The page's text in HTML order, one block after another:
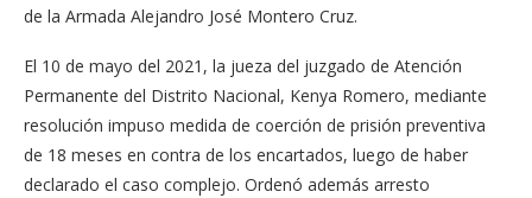
de la Armada Alejandro José Montero Cruz.
El 10 de mayo del 2021, la jueza del juzgado de Atención
Permanente del Distrito Nacional, Kenya Romero, mediante
resolución impuso medida de coerción de prisión preventiva
de 18 meses en contra de los encartados, luego de haber
declarado el caso complejo. Ordenó además arresto